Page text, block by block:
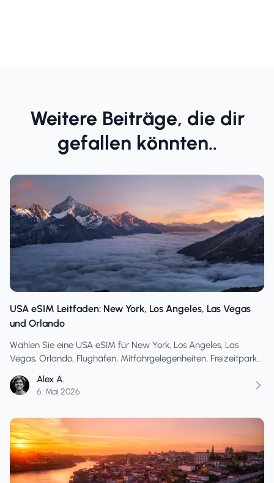
Weitere Beiträge, die dir
gefallen könnten..
USA eSIM Leitfaden: New York, Los Angeles, Las Vegas
und Orlando
Wählen Sie eine USA eSIM für New York, Los Angeles, Las
Vegas, Orlando, Flughäfen, Mitfahrgelegenheiten, Freizeitparks,
Städte.
Alex A.
6. Mai 2026